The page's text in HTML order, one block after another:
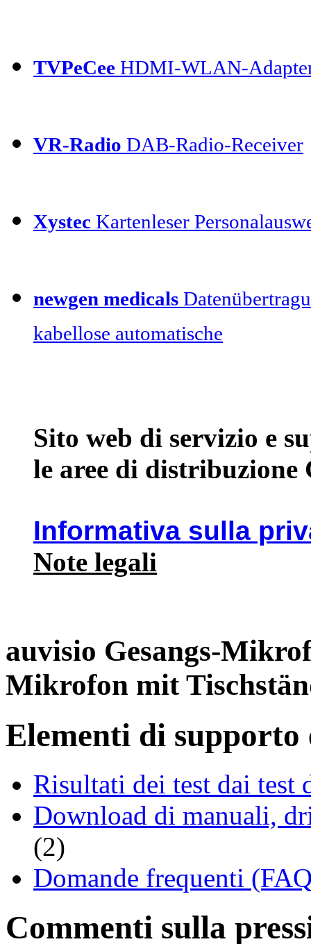
TVPeCee HDMI-WLAN-
VR-Radio DAB-Radio-Receiver
Xystec Kartenleser
newgen medicals
kabellose automatische
Sito web di servizio e
le aree di distribuzione
Informativa sulla
Note legali
auvisio Gesangs-
Mikrofon mit
Elementi di supporto
Risultati dei test dai
Download di manuali,
(2)
Domande frequenti
Commenti sulla